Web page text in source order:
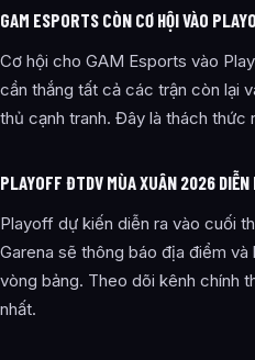
GAM ESPORTS CÒN CƠ HỘI VÀO
Cơ hội cho GAM Esports vào
cần thắng tất cả các trận còn lại
thủ cạnh tranh. Đây là thách thức
PLAYOFF ĐTDV MÙA XUÂN 2026 DIỄN
Playoff dự kiến diễn ra vào cuối
Garena sẽ thông báo địa điểm
vòng bảng. Theo dõi kênh chính
nhất.